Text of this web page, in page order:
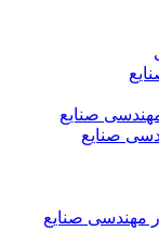
صنایع
صنایع
مهندسی صنایع